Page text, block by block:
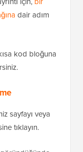
dair adım
kod bloğuna
sayfayı veya
tıklayın.